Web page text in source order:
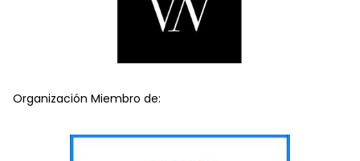
Organización Miembro de: